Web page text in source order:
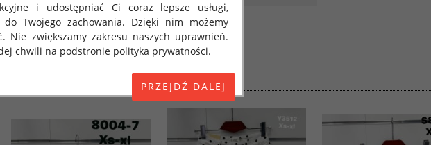
i udostępniać Ci coraz lepsze usługi,
Twojego zachowania. Dzięki nim możemy
Nie zwiększamy zakresu naszych uprawnień.
chwili na podstronie polityka prywatności.
Europejskiego i Rady (UE) 2016/679 z dnia 27
danych osobowych i w sprawie
95/46/WE (określane jako "RODO", "ORODO",
z tym chcielibyśmy poinformować Cię o
się to po dniu 25 maja 2018 roku. Poniżej